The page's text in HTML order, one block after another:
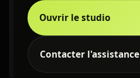
Ouvrir le studio
Contacter l'assistance